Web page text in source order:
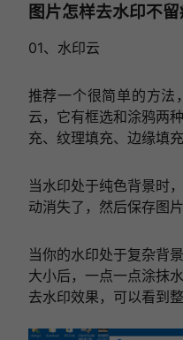
图片怎样去水印不
01、水印云
推荐一个很简单的方法
云，它有框选和涂鸦两
充、纹理填充、边缘填
当水印处于纯色背景时
动消失了，然后保存图片
当你的水印处于复杂背
大小后，一点一点涂抹
去水印效果，可以看到